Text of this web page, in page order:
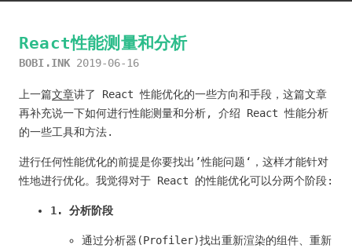
React性能测量和分析
BOBI.INK 2019-06-16
上一篇文章讲了 React 性能优化的一些方向和手段，这篇文章
再补充说一下如何进行性能测量和分析, 介绍 React 性能分析
的一些工具和方法.
进行任何性能优化的前提是你要找出’性能问题‘，这样才能针对
性地进行优化。我觉得对于 React 的性能优化可以分两个阶段:
1. 分析阶段
通过分析器(Profiler)找出重新渲染的组件、重新